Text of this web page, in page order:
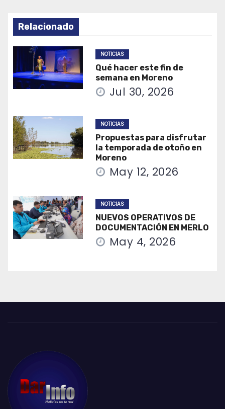
Relacionado
NOTICIAS
Qué hacer este fin de
semana en Moreno
Jul 30, 2026
NOTICIAS
Propuestas para disfrutar
la temporada de otoño en
Moreno
May 12, 2026
NOTICIAS
NUEVOS OPERATIVOS DE
DOCUMENTACIÓN EN MERLO
May 4, 2026